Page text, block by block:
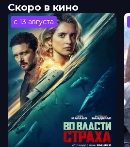
Скоро в кино
с 13 августа